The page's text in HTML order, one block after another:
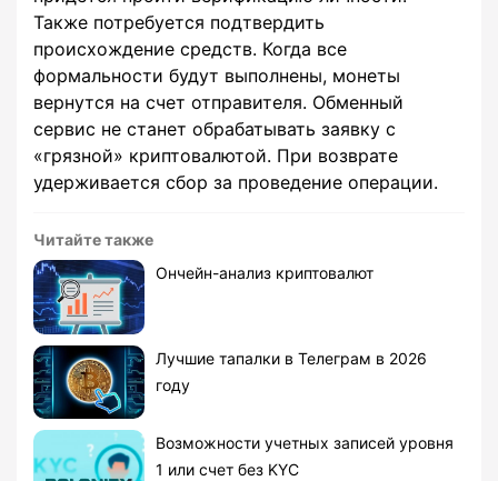
Также потребуется подтвердить
происхождение средств. Когда все
формальности будут выполнены, монеты
вернутся на счет отправителя. Обменный
сервис не станет обрабатывать заявку с
«грязной» криптовалютой. При возврате
удерживается сбор за проведение операции.
Читайте также
Ончейн-анализ криптовалют
Лучшие тапалки в Телеграм в 2026
году
Возможности учетных записей уровня
1 или счет без KYC